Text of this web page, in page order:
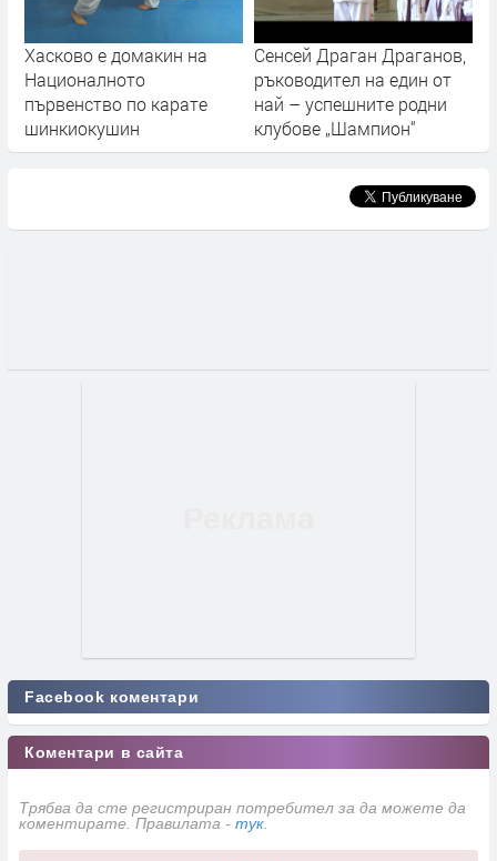
Хасково е домакин на
Националното
първенство по карате
шинкиокушин
Сенсей Драган Драганов,
ръководител на един от
най – успешните родни
клубове „Шампион“
Facebook коментари
Коментари в сайта
Трябва да сте регистриран потребител за да можете да
коментирате. Правилата - тук